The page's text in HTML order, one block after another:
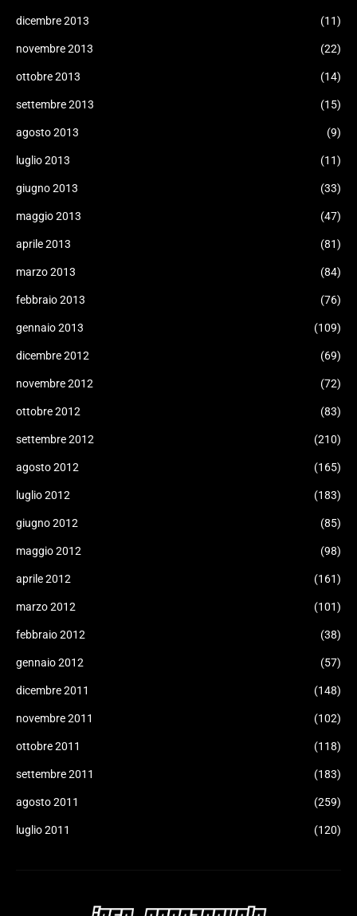
dicembre 2013 (11)
novembre 2013 (22)
ottobre 2013 (14)
settembre 2013 (15)
agosto 2013 (9)
luglio 2013 (11)
giugno 2013 (33)
maggio 2013 (47)
aprile 2013 (81)
marzo 2013 (84)
febbraio 2013 (76)
gennaio 2013 (109)
dicembre 2012 (69)
novembre 2012 (72)
ottobre 2012 (83)
settembre 2012 (210)
agosto 2012 (165)
luglio 2012 (183)
giugno 2012 (85)
maggio 2012 (98)
aprile 2012 (161)
marzo 2012 (101)
febbraio 2012 (38)
gennaio 2012 (57)
dicembre 2011 (148)
novembre 2011 (102)
ottobre 2011 (118)
settembre 2011 (183)
agosto 2011 (259)
luglio 2011 (120)